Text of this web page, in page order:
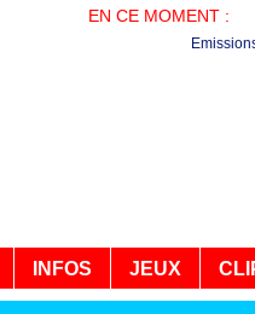
EN CE MOMENT :
INFOS JEUX